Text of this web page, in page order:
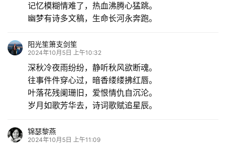
记忆模糊情难了，热血沸腾心猛跳。
幽梦有诗多文稿，生命长河永奔跑。
阳光笙箫支剑笙
2024年10月5日 上午10:32
深秋冷夜雨纷纷，静听秋风欲断魂。
往事件件穿心过，暗香缕缕拂红唇。
叶落花残阑珊旧，爱恨情仇自沉沦。
岁月如歌芳华去，诗词歌赋追星辰。
锦瑟黎燕
2024年10月5日 上午11:09